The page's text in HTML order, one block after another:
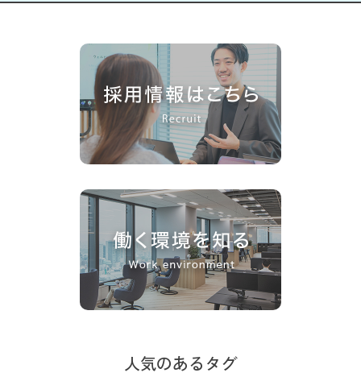
人気のあるタグ